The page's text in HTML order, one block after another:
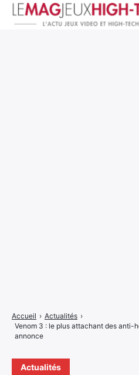
Actualités
Accueil › Actualités ›
Venom 3 : le plus attachant des anti-
annonce